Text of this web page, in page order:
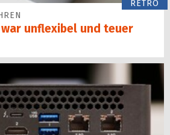
RETRO
war unflexibel und teuer